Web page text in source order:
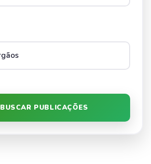
BUSCAR PUBLICAÇÕES